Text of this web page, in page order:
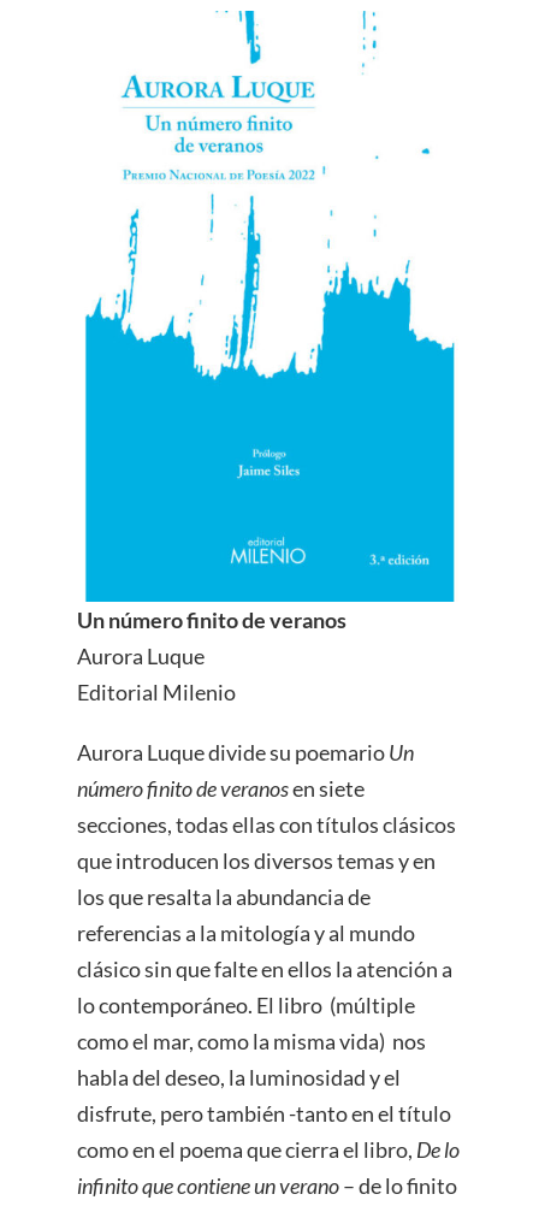
Un número finito de veranos
Aurora Luque
Editorial Milenio
Aurora Luque divide su poemarioUn
número finito de veranosen siete
secciones, todas ellas con títulos clásicos
que introducen los diversos temas y en
los que resalta la abundancia de
referencias a la mitología y al mundo
clásico sin que falte en ellos la atención a
lo contemporáneo. El libro (múltiple
como el mar, como la misma vida) nos
habla del deseo, la luminosidad y el
disfrute, pero también -tanto en el título
como en el poema que cierra el libro, De lo
infinito que contiene un verano– de lo finito